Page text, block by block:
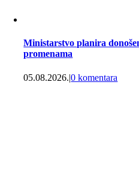
Ministarstvo planira
promenama
05.08.2026.|0 komentara